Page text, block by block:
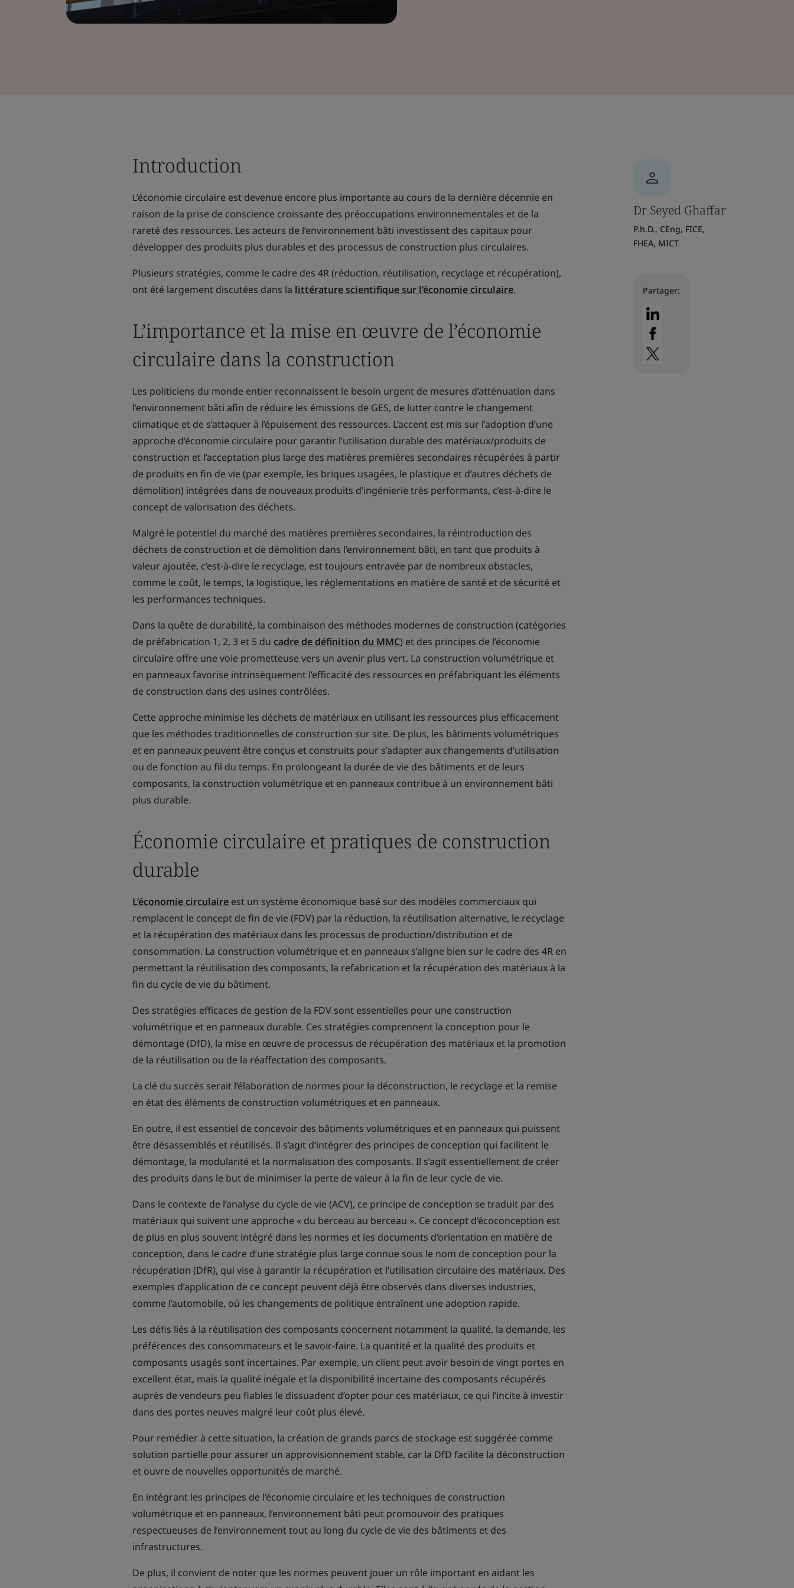
Introduction
L’économie circulaire est devenue encore plus importante au cours de la dernière décennie en
raison de la prise de conscience croissante des préoccupations environnementales et de la
rareté des ressources. Les acteurs de l’environnement bâti investissent des capitaux pour
développer des produits plus durables et des processus de construction plus circulaires.
Plusieurs stratégies, comme le cadre des 4R (réduction, réutilisation, recyclage et récupération),
ont été largement discutées dans la littérature scientifique sur l’économie circulaire.
L’importance et la mise en œuvre de l’économie
circulaire dans la construction
Les politiciens du monde entier reconnaissent le besoin urgent de mesures d’atténuation dans
l’environnement bâti afin de réduire les émissions de GES, de lutter contre le changement
climatique et de s’attaquer à l’épuisement des ressources. L’accent est mis sur l’adoption d’une
approche d’économie circulaire pour garantir l’utilisation durable des matériaux/produits de
construction et l’acceptation plus large des matières premières secondaires récupérées à partir
de produits en fin de vie (par exemple, les briques usagées, le plastique et d’autres déchets de
démolition) intégrées dans de nouveaux produits d’ingénierie très performants, c’est-à-dire le
concept de valorisation des déchets.
Malgré le potentiel du marché des matières premières secondaires, la réintroduction des
déchets de construction et de démolition dans l’environnement bâti, en tant que produits à
valeur ajoutée, c’est-à-dire le recyclage, est toujours entravée par de nombreux obstacles,
comme le coût, le temps, la logistique, les réglementations en matière de santé et de sécurité et
les performances techniques.
Dans la quête de durabilité, la combinaison des méthodes modernes de construction (catégories
de préfabrication 1, 2, 3 et 5 du cadre de définition du MMC) et des principes de l’économie
circulaire offre une voie prometteuse vers un avenir plus vert. La construction volumétrique et
en panneaux favorise intrinsèquement l’efficacité des ressources en préfabriquant les éléments
de construction dans des usines contrôlées.
Cette approche minimise les déchets de matériaux en utilisant les ressources plus efficacement
que les méthodes traditionnelles de construction sur site. De plus, les bâtiments volumétriques
et en panneaux peuvent être conçus et construits pour s’adapter aux changements d’utilisation
ou de fonction au fil du temps. En prolongeant la durée de vie des bâtiments et de leurs
composants, la construction volumétrique et en panneaux contribue à un environnement bâti
plus durable.
Économie circulaire et pratiques de construction
durable
L’économie circulaire est un système économique basé sur des modèles commerciaux qui
remplacent le concept de fin de vie (FDV) par la réduction, la réutilisation alternative, le recyclage
et la récupération des matériaux dans les processus de production/distribution et de
consommation. La construction volumétrique et en panneaux s’aligne bien sur le cadre des 4R en
permettant la réutilisation des composants, la refabrication et la récupération des matériaux à la
fin du cycle de vie du bâtiment.
Des stratégies efficaces de gestion de la FDV sont essentielles pour une construction
volumétrique et en panneaux durable. Ces stratégies comprennent la conception pour le
démontage (DfD), la mise en œuvre de processus de récupération des matériaux et la promotion
de la réutilisation ou de la réaffectation des composants.
La clé du succès serait l’élaboration de normes pour la déconstruction, le recyclage et la remise
en état des éléments de construction volumétriques et en panneaux.
En outre, il est essentiel de concevoir des bâtiments volumétriques et en panneaux qui puissent
être désassemblés et réutilisés. Il s’agit d’intégrer des principes de conception qui facilitent le
démontage, la modularité et la normalisation des composants. Il s’agit essentiellement de créer
des produits dans le but de minimiser la perte de valeur à la fin de leur cycle de vie.
Dans le contexte de l’analyse du cycle de vie (ACV), ce principe de conception se traduit par des
matériaux qui suivent une approche « du berceau au berceau ». Ce concept d’écoconception est
de plus en plus souvent intégré dans les normes et les documents d’orientation en matière de
conception, dans le cadre d’une stratégie plus large connue sous le nom de conception pour la
récupération (DfR), qui vise à garantir la récupération et l’utilisation circulaire des matériaux. Des
exemples d’application de ce concept peuvent déjà être observés dans diverses industries,
comme l’automobile, où les changements de politique entraînent une adoption rapide.
Les défis liés à la réutilisation des composants concernent notamment la qualité, la demande, les
préférences des consommateurs et le savoir-faire. La quantité et la qualité des produits et
composants usagés sont incertaines. Par exemple, un client peut avoir besoin de vingt portes en
excellent état, mais la qualité inégale et la disponibilité incertaine des composants récupérés
auprès de vendeurs peu fiables le dissuadent d’opter pour ces matériaux, ce qui l’incite à investir
dans des portes neuves malgré leur coût plus élevé.
Pour remédier à cette situation, la création de grands parcs de stockage est suggérée comme
solution partielle pour assurer un approvisionnement stable, car la DfD facilite la déconstruction
et ouvre de nouvelles opportunités de marché.
En intégrant les principes de l’économie circulaire et les techniques de construction
volumétrique et en panneaux, l’environnement bâti peut promouvoir des pratiques
respectueuses de l’environnement tout au long du cycle de vie des bâtiments et des
infrastructures.
De plus, il convient de noter que les normes peuvent jouer un rôle important en aidant les
Dr Seyed Ghaffar
P.h.D., CEng, FICE,
FHEA, MICT
Partager: